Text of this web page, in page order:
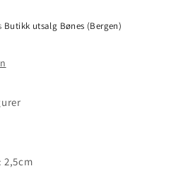
Butikk utsalg Bønes (Bergen)
2,5cm